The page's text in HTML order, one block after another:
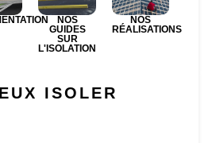
NOS
GUIDES
SUR
L'ISOLATION
NOS
RÉALISATIONS
ISOLER